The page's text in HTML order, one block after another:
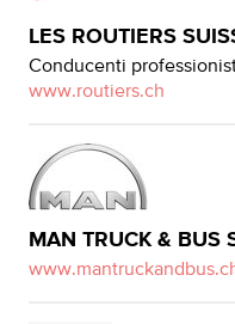
LES ROUTIERS
Conducenti
www.routiers.ch
MAN TRUCK & BUS